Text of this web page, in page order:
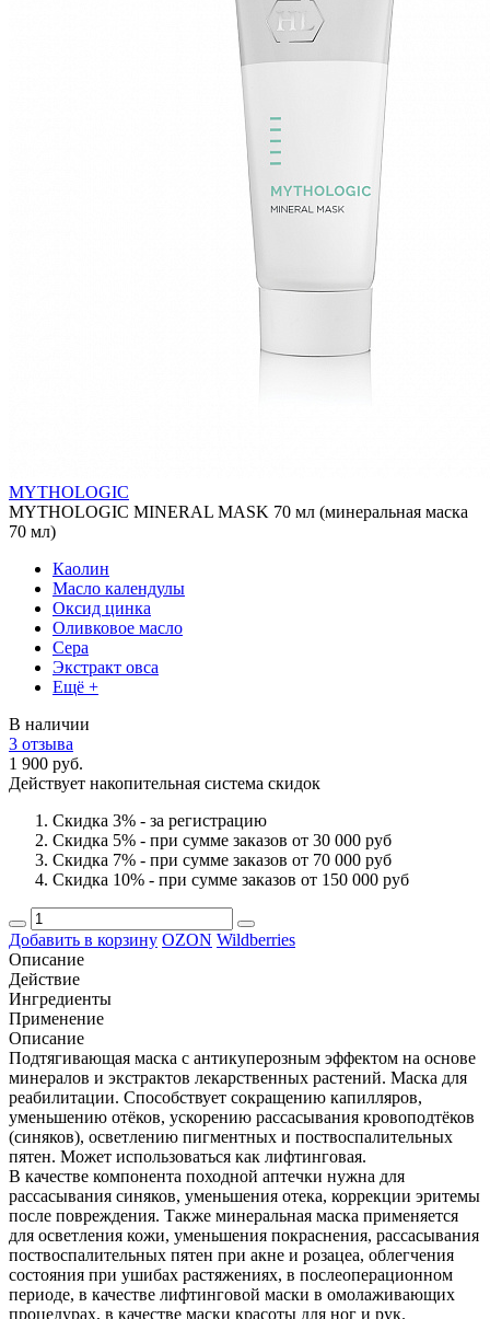
MYTHOLOGIC
MYTHOLOGIC MINERAL MASK 70 мл (минеральная маска
70 мл)
Каолин
Масло календулы
Оксид цинка
Оливковое масло
Сера
Экстракт овса
Ещё +
В наличии
3 отзыва
1 900 руб.
Действует накопительная система скидок
Скидка 3% - за регистрацию
Скидка 5% - при сумме заказов от 30 000 руб
Скидка 7% - при сумме заказов от 70 000 руб
Скидка 10% - при сумме заказов от 150 000 руб
Добавить в корзину OZON Wildberries
Описание
Действие
Ингредиенты
Применение
Описание
Подтягивающая маска с антикуперозным эффектом на основе
минералов и экстрактов лекарственных растений. Маска для
реабилитации. Способствует сокращению капилляров,
уменьшению отёков, ускорению рассасывания кровоподтёков
(синяков), осветлению пигментных и поствоспалительных
пятен. Может использоваться как лифтинговая.
В качестве компонента походной аптечки нужна для
рассасывания синяков, уменьшения отека, коррекции эритемы
после повреждения. Также минеральная маска применяется
для осветления кожи, уменьшения покраснения, рассасывания
поствоспалительных пятен при акне и розацеа, облегчения
состояния при ушибах растяжениях, в послеоперационном
периоде, в качестве лифтинговой маски в омолаживающих
процедурах, в качестве маски красоты для ног и рук.